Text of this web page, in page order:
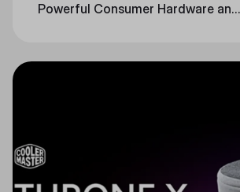
Powerful Consumer Hardware and